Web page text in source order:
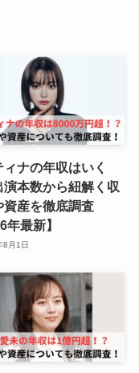
ィナの年収はいく
演本数から紐解く収
資産を徹底調査
年最新】
8月1日